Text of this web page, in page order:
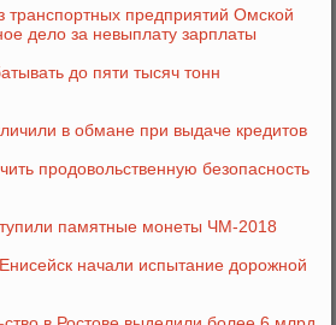
транспортных предприятий Омской
дело за невыплату зарплаты
до пяти тысяч тонн
в обмане при выдаче кредитов
продовольственную безопасность
памятные монеты ЧМ-2018
начали испытание дорожной